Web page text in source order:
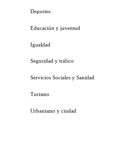
Deportes
Educación y juventud
Igualdad
Seguridad y tráfico
Servicios Sociales y Sanidad
Turismo
Urbanismo y ciudad